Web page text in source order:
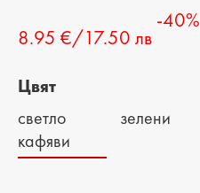
8.95 €/17.50 лв
-40%
Цвят
светло
кафяви
зелени